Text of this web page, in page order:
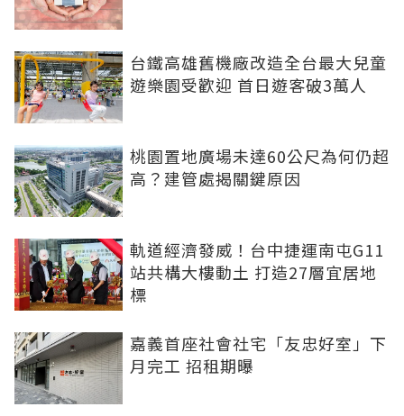
台鐵高雄舊機廠改造全台最大兒童
遊樂園受歡迎 首日遊客破3萬人
桃園置地廣場未達60公尺為何仍超
高？建管處揭關鍵原因
軌道經濟發威！台中捷運南屯G11
站共構大樓動土 打造27層宜居地
標
嘉義首座社會社宅「友忠好室」下
月完工 招租期曝